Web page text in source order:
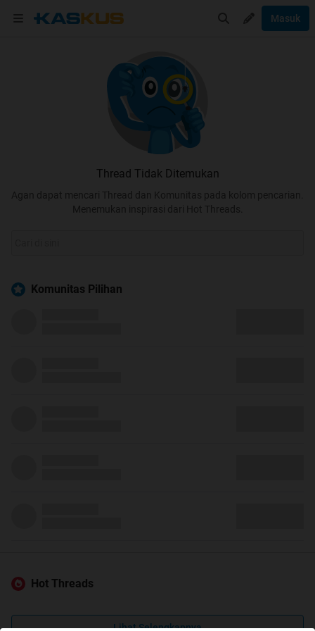
Masuk
Thread Tidak Ditemukan
Agan dapat mencari Thread dan Komunitas pada kolom pencarian.
Menemukan inspirasi dari Hot Threads.
Komunitas Pilihan
Hot Threads
Lihat Selengkapnya